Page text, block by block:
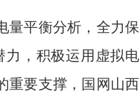
平衡分析，全力保
力，积极运用虚拟电
重要支撑，国网山西